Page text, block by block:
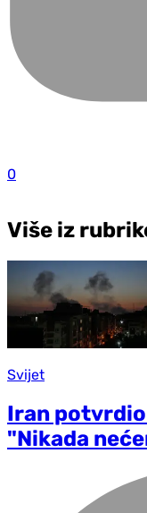
0
Više iz
Svijet
Iran
"Nikada